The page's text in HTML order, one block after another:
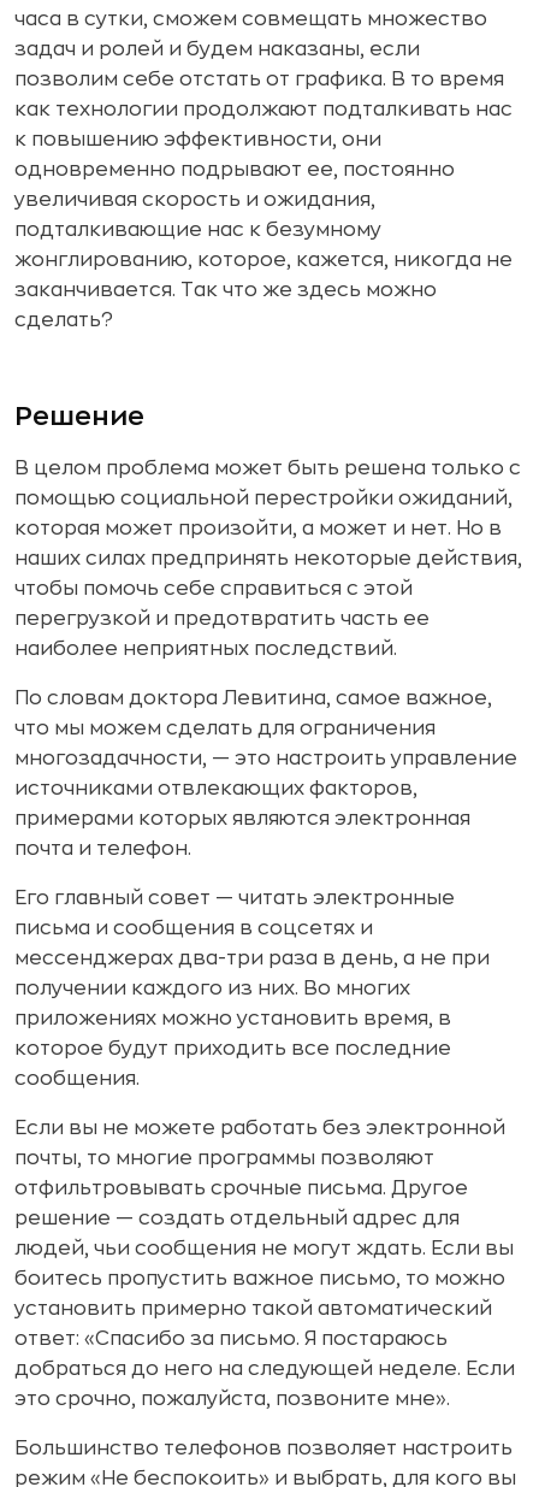
часа в сутки, сможем совмещать множество
задач и ролей и будем наказаны, если
позволим себе отстать от графика. В то время
как технологии продолжают подталкивать нас
к повышению эффективности, они
одновременно подрывают ее, постоянно
увеличивая скорость и ожидания,
подталкивающие нас к безумному
жонглированию, которое, кажется, никогда не
заканчивается. Так что же здесь можно
сделать?
Решение
В целом проблема может быть решена только с
помощью социальной перестройки ожиданий,
которая может произойти, а может и нет. Но в
наших силах предпринять некоторые действия,
чтобы помочь себе справиться с этой
перегрузкой и предотвратить часть ее
наиболее неприятных последствий.
По словам доктора Левитина, самое важное,
что мы можем сделать для ограничения
многозадачности, — это настроить управление
источниками отвлекающих факторов,
примерами которых являются электронная
почта и телефон.
Его главный совет — читать электронные
письма и сообщения в соцсетях и
мессенджерах два-три раза в день, а не при
получении каждого из них. Во многих
приложениях можно установить время, в
которое будут приходить все последние
сообщения.
Если вы не можете работать без электронной
почты, то многие программы позволяют
отфильтровывать срочные письма. Другое
решение — создать отдельный адрес для
людей, чьи сообщения не могут ждать. Если вы
боитесь пропустить важное письмо, то можно
установить примерно такой автоматический
ответ: «Спасибо за письмо. Я постараюсь
добраться до него на следующей неделе. Если
это срочно, пожалуйста, позвоните мне».
Большинство телефонов позволяет настроить
режим «Не беспокоить» и выбрать, для кого вы